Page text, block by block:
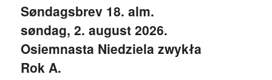
Søndagsbrev 18. alm.
søndag, 2. august 2026.
Osiemnasta Niedziela zwykła
Rok A.